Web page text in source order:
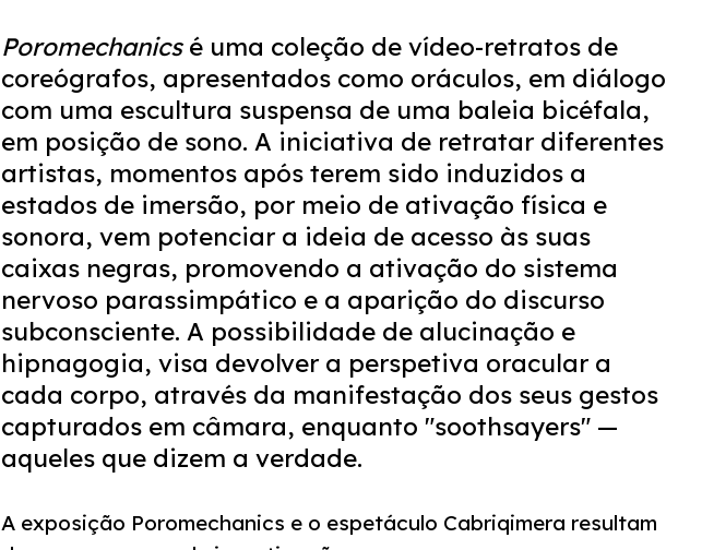
Poromechanicsé uma coleção de vídeo-retratos de
coreógrafos, apresentados como oráculos, em diálogo
com uma escultura suspensa de uma baleia bicéfala,
em posição de sono. A iniciativa de retratar diferentes
artistas, momentos após terem sido induzidos a
estados de imersão, por meio de ativação física e
sonora, vem potenciar a ideia de acesso às suas
caixas negras, promovendo a ativação do sistema
nervoso parassimpático e a aparição do discurso
subconsciente. A possibilidade de alucinação e
hipnagogia, visa devolver a perspetiva oracular a
cada corpo, através da manifestação dos seus gestos
capturados em câmara, enquanto "soothsayers" —
aqueles que dizem a verdade.
A exposição Poromechanics e o espetáculo Cabriqimera resultam